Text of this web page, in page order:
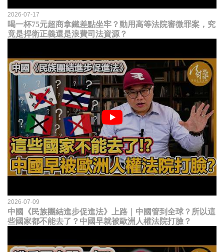
2026-07-17
喝一杯75元超商拿鐵差點坐牢？動用高等法院審微罪案，究
竟是捍衛正義還是浪費司法資源？
2026-07-09
中國《民族團結進步促進法》上路｜中國管到全球？所以這
些國家都不能去了？中國早就被歐洲人權法院打臉？